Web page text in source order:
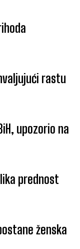
rastu
upozorio na
prednost
ženska